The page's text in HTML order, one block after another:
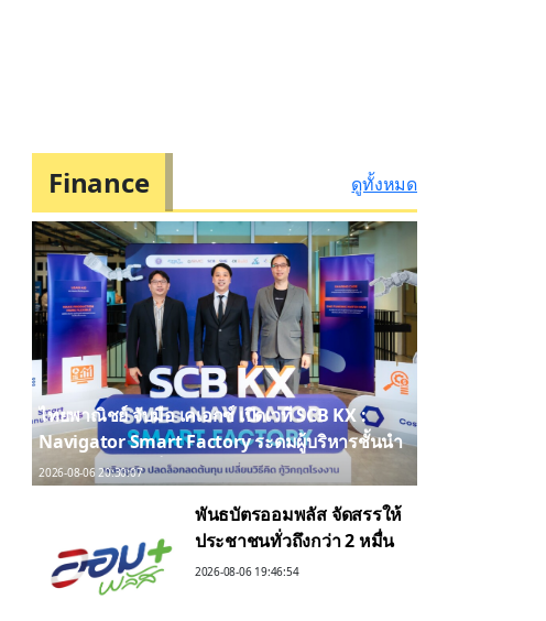
Finance ดูทั้งหมด
ไทยพาณิชย์ จับมือ เคเอกซ์ เปิดเวที SCB KX :
Navigator Smart Factory ระดมผู้บริหารชั้นนำ
เสริมเกราะเอสเอ็มอีไทย สู้ศึกต้นทุนพุ่ง สู่การ
บริหารโรงงานที่ยั่งยืน
2026-08-06 20:30:07
พันธบัตรออมพลัส จัดสรรให้
ประชาชนทั่วถึงกว่า 2 หมื่น
ราย เตรียมเปิดจองรอบใหม่
2026-08-06 19:46:54